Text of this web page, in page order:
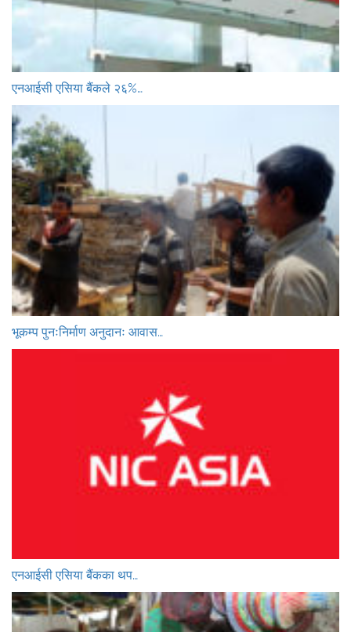
एनआईसी एसिया बैंकले २६%…
भूकम्प पुनःनिर्माण अनुदानः आवास…
एनआईसी एसिया बैंकका थप…